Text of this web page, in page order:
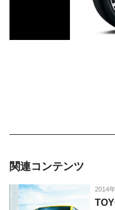
関連コンテンツ
2014